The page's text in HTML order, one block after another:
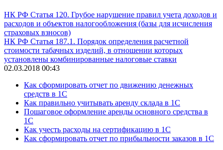
НК РФ Статья 120. Грубое нарушение правил учета доходов и
расходов и объектов налогообложения (базы для исчисления
страховых взносов)
НК РФ Статья 187.1. Порядок определения расчетной
стоимости табачных изделий, в отношении которых
установлены комбинированные налоговые ставки
02.03.2018 00:43
Как сформировать отчет по движению денежных
средств в 1С
Как правильно учитывать аренду склада в 1С
Пошаговое оформление аренды основного средства в
1С
Как учесть расходы на сертификацию в 1С
Как сформировать отчет по прибыльности заказов в 1С